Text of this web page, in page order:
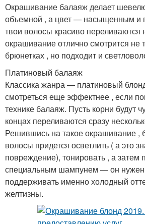
Окрашивание балаяж делает
объемной , а цвет — насыщенным и
твои волосы красиво переливаются
окрашивание отлично смотрится не
брюнетках , но подходит и
Платиновый балаяж
Классика жанра — платиновый
смотреться еще эффектнее , если
технике балаяж. Пусть корни будут
концах переливаются сразу
Решившись на такое окрашивание ,
волосы придется осветлить ( а это
повреждение), тонировать , а затем
специальным шампунем — он нужен
поддерживать именно холодный
желтизны.